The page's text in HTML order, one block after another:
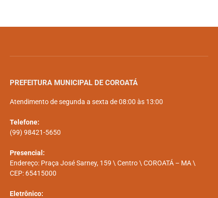
PREFEITURA MUNICIPAL DE COROATÁ
Atendimento de segunda a sexta de 08:00 às 13:00
Telefone:
(99) 98421-5650
Presencial:
Endereço: Praça José Sarney, 159 \ Centro \ COROATÁ – MA \
CEP: 65415000
Eletrônico: